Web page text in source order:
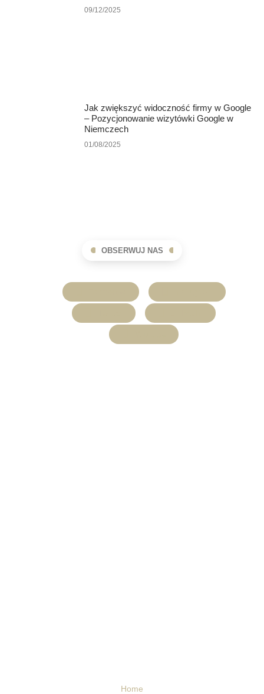
09/12/2025
Jak zwiększyć widoczność firmy w Google
– Pozycjonowanie wizytówki Google w
Niemczech
01/08/2025
OBSERWUJ NAS
Home